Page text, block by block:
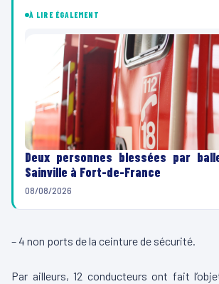
À LIRE ÉGALEMENT
Deux personnes blessées par
Sainville à Fort-de-France
08/08/2026
– 4 non ports de la ceinture de sécurité.
Par ailleurs, 12 conducteurs ont fait